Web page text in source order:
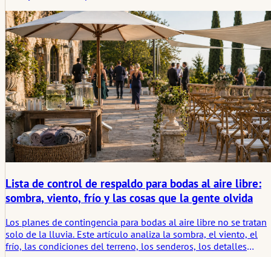
antelación, para que la lluvia cambie el escenario sin
la atmósfera.
Lista de control de respaldo para bodas al aire libre:
sombra, viento, frío y las cosas que la gente olvida
Los planes de contingencia para bodas al aire libre no se tratan
solo de la lluvia. Este artículo analiza la sombra, el viento, el
frío, las condiciones del terreno, los senderos, los detalles